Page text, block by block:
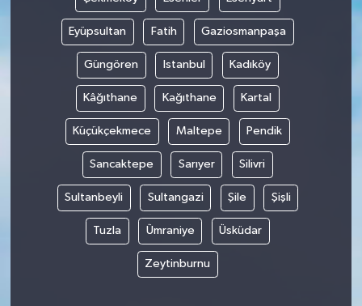
Eyüpsultan Fatih Gaziosmanpaşa
Güngören Istanbul Kadıköy
Kâğıthane Kağıthane Kartal
Küçükçekmece Maltepe Pendik
Sancaktepe Sarıyer Silivri
Sultanbeyli Sultangazi Şile Şişli
Tuzla Ümraniye Üsküdar
Zeytinburnu